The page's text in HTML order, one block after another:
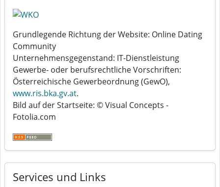
Grundlegende Richtung der Website: Online Dating
Community
Unternehmensgegenstand: IT-Dienstleistung
Gewerbe- oder berufsrechtliche Vorschriften:
Österreichische Gewerbeordnung (GewO),
www.ris.bka.gv.at.
Bild auf der Startseite: © Visual Concepts -
Fotolia.com
Services und Links